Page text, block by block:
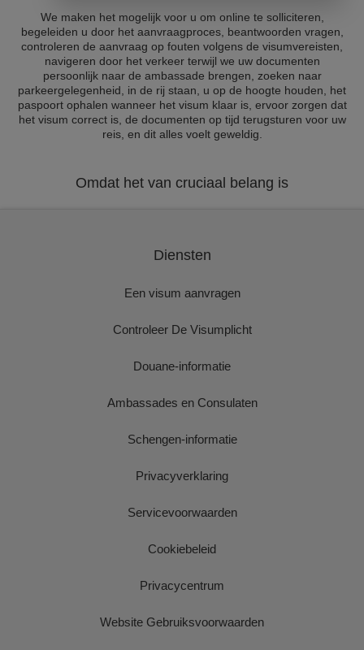
We maken het mogelijk voor u om online te solliciteren,
begeleiden u door het aanvraagproces, beantwoorden vragen,
controleren de aanvraag op fouten volgens de visumvereisten,
navigeren door het verkeer terwijl we uw documenten
persoonlijk naar de ambassade brengen, zoeken naar
parkeergelegenheid, in de rij staan, u op de hoogte houden, het
paspoort ophalen wanneer het visum klaar is, ervoor zorgen dat
het visum correct is, de documenten op tijd terugsturen voor uw
reis, en dit alles voelt geweldig.
Omdat het van cruciaal belang is
Diensten
Een visum aanvragen
Controleer De Visumplicht
Douane-informatie
Ambassades en Consulaten
Schengen-informatie
Privacyverklaring
Servicevoorwaarden
Cookiebeleid
Privacycentrum
Website Gebruiksvoorwaarden